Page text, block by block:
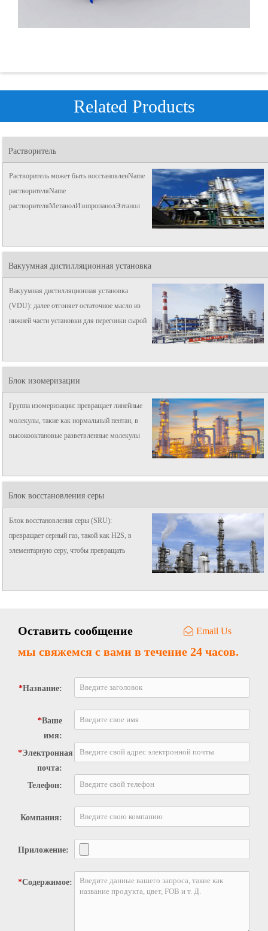
Related Products
Растворитель
Растворитель может быть восстановленName
растворителяName
растворителяМетанолИзопропанолЭэтанол
АцетонитрилМетилбензолЭтилацетатАцетонTHFD-
дихлорметанDMFМетод растворителя R ...
Вакуумная дистилляционная установка
Вакуумная дистилляционная установка
(VDU): далее отгоняет остаточное масло из
нижней части установки для перегонки сырой
атмосферное давление.
Блок изомеризации
Группа изомеризации: превращает линейные
молекулы, такие как нормальный пентан, в
высокооктановые разветвленные молекулы
преобразования линейного нормального
бутана в ...
Блок восстановления серы
Блок восстановления серы (SRU):
превращает серный газ, такой как H2S, в
элементарную серу, чтобы превращать
Оставить сообщение Email Us
мы свяжемся с вами в течение 24 часов.
*Название:
*Ваше
имя:
*Электронная
почта:
Телефон:
Компания:
Приложение:
*Содержимое: